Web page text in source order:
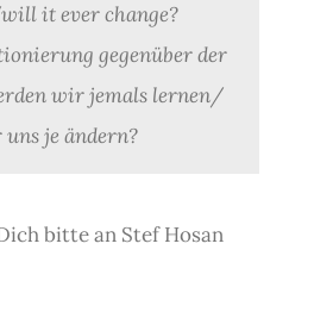
it ever change?
gegenüber der
wir jemals lernen/
je ändern?
bitte an Stef Hosan